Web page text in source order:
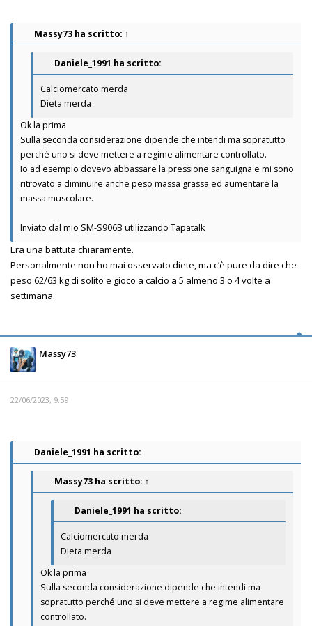
Massy73 ha scritto: ↑
Daniele_1991 ha scritto:
Calciomercato merda
Dieta merda
Ok la prima
Sulla seconda considerazione dipende che intendi ma sopratutto
perché uno si deve mettere a regime alimentare controllato.
Io ad esempio dovevo abbassare la pressione sanguigna e mi sono
ritrovato a diminuire anche peso massa grassa ed aumentare la
massa muscolare.
Inviato dal mio SM-S906B utilizzando Tapatalk
Era una battuta chiaramente.
Personalmente non ho mai osservato diete, ma c’è pure da dire che
peso 62/63 kg di solito e gioco a calcio a 5 almeno 3 o 4 volte a
settimana.
Massy73
22/06/2023, 9:59
Daniele_1991 ha scritto:
Massy73 ha scritto: ↑
Daniele_1991 ha scritto:
Calciomercato merda
Dieta merda
Ok la prima
Sulla seconda considerazione dipende che intendi ma
sopratutto perché uno si deve mettere a regime alimentare
controllato.